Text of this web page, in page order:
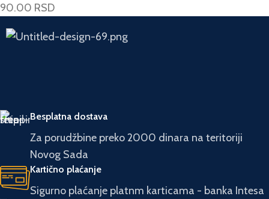
90.00 RSD
Besplatna dostava
Za porudžbine preko 2000 dinara na teritoriji
Novog Sada
Kartično plaćanje
Sigurno plaćanje platnm karticama - banka Intesa